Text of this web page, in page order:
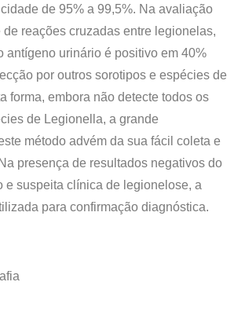
de 95% a 99,5%. Na avaliação
reações cruzadas entre legionelas,
antígeno urinário é positivo em 40%
por outros sorotipos e espécies de
forma, embora não detecte todos os
de Legionella, a grande
método advém da sua fácil coleta e
presença de resultados negativos do
e suspeita clínica de legionelose, a
para confirmação diagnóstica.